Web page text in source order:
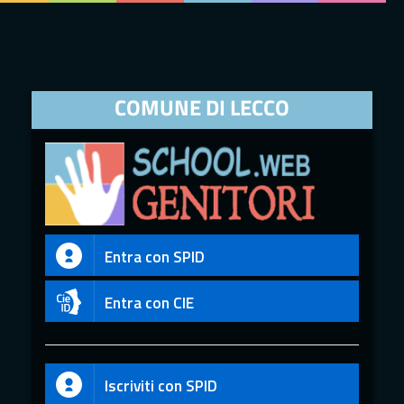
COMUNE DI LECCO
Entra con SPID
Entra con CIE
Iscriviti con SPID